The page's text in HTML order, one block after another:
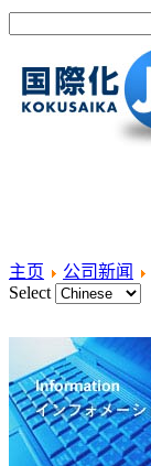
主页 公司新闻
Select